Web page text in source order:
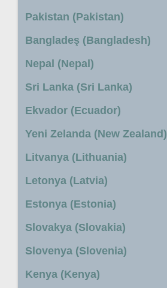
Pakistan (Pakistan)
Bangladeş (Bangladesh)
Nepal (Nepal)
Sri Lanka (Sri Lanka)
Ekvador (Ecuador)
Yeni Zelanda (New Zealand)
Litvanya (Lithuania)
Letonya (Latvia)
Estonya (Estonia)
Slovakya (Slovakia)
Slovenya (Slovenia)
Kenya (Kenya)